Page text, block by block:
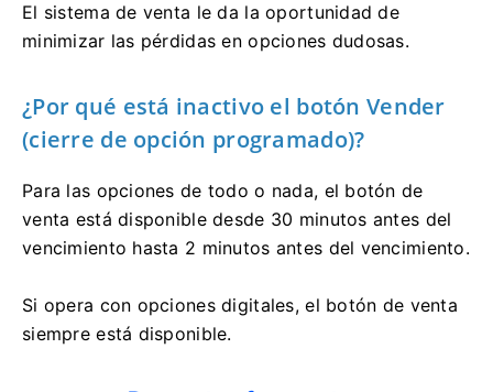
El sistema de venta le da la oportunidad de
minimizar las pérdidas en opciones dudosas.
¿Por qué está inactivo el botón Vender
(cierre de opción programado)?
Para las opciones de todo o nada, el botón de
venta está disponible desde 30 minutos antes del
vencimiento hasta 2 minutos antes del vencimiento.
Si opera con opciones digitales, el botón de venta
siempre está disponible.